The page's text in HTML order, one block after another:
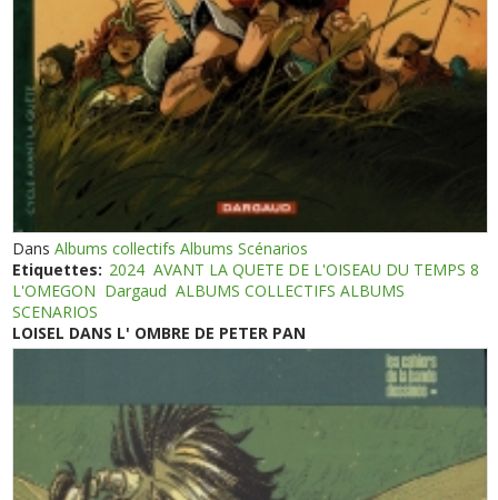
DansAlbums collectifs Albums Scénarios
Etiquettes: 2024 AVANT LA QUETE DE L'OISEAU DU TEMPS 8
L'OMEGON Dargaud ALBUMS COLLECTIFS ALBUMS
SCENARIOS
LOISEL DANS L' OMBRE DE PETER PAN